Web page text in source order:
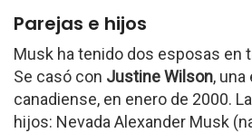
Parejas e hijos
Musk ha tenido dos esposas en
Se casó con Justine Wilson,
canadiense, en enero de 2000.
hijos: Nevada Alexander Musk